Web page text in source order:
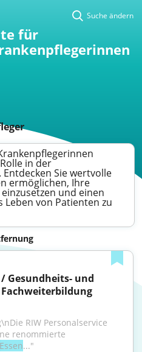
Suche ändern
für
in der
Sie wertvolle
ermöglichen, Ihre
und einen
Leben von Patienten zu
RIW Personalservice
renommierte
Essen..."